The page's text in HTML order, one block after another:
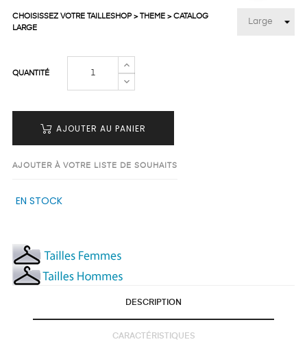
CHOISISSEZ VOTRE TAILLESHOP > THEME > CATALOG
LARGE
QUANTITÉ
AJOUTER AU PANIER
AJOUTER À VOTRE LISTE DE SOUHAITS
EN STOCK
DESCRIPTION
CARACTÉRISTIQUES